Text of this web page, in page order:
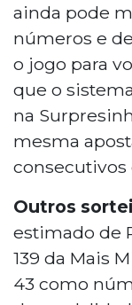
ainda pode
números e
o jogo para
que o
na
mesma
consecutivos
Outros
estimado de
139 da Mais
43 como